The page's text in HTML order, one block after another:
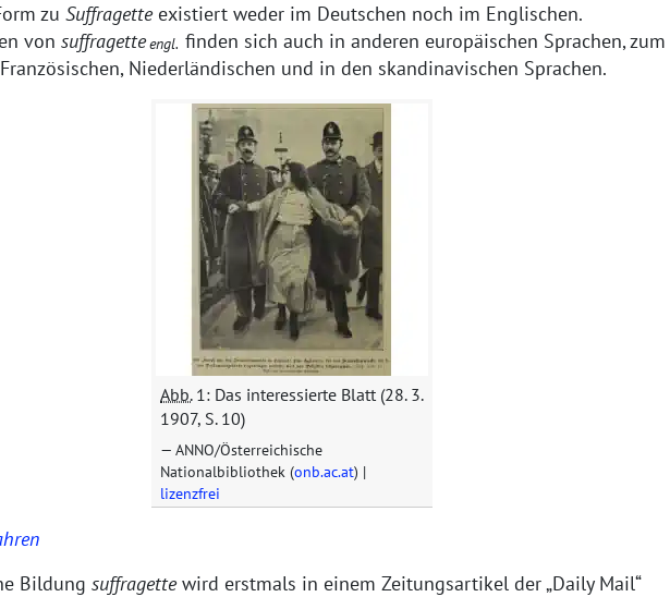
zu Suffragetteexistiert weder im Deutschen noch im Englischen.
von suffragetteengl. finden sich auch in anderen europäischen Sprachen, zum
Niederländischen und in den skandinavischen Sprachen.
Abb.1: Das interessierte Blatt (28. 3.
1907, S. 10)
ANNO/Österreichische
Nationalbibliothek (onb.ac.at) |
lizenzfrei
Bildung suffragettewird erstmals in einem Zeitungsartikel der Daily Mail